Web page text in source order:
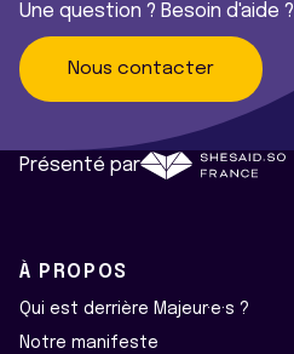
Une question ? Besoin d'aide ?
Nous contacter
Présenté par
À PROPOS
Qui est derrière Majeur·e·s ?
Notre manifeste